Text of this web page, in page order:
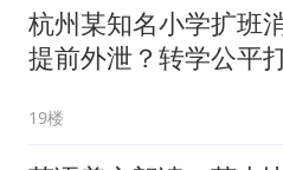
杭州某知名小学扩班
提前外泄？转学公平
19楼